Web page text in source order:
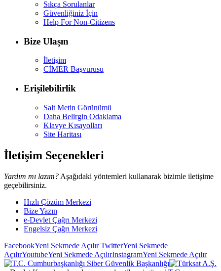
Sıkça Sorulanlar
Güvenliğiniz İçin
Help For Non-Citizens
Bize Ulaşın
İletişim
CİMER Başvurusu
Erişilebilirlik
Salt Metin Görünümü
Daha Belirgin Odaklama
Klavye Kısayolları
Site Haritası
İletişim Seçenekleri
Yardım mı lazım? Aşağıdaki yöntemleri kullanarak bizimle iletişime
geçebilirsiniz.
Hızlı Çözüm Merkezi
Bize Yazın
e-Devlet Çağrı Merkezi
Engelsiz Çağrı Merkezi
FacebookYeni Sekmede AçılırTwitterYeni Sekmede
AçılırYoutubeYeni Sekmede AçılırInstagramYeni Sekmede Açılır